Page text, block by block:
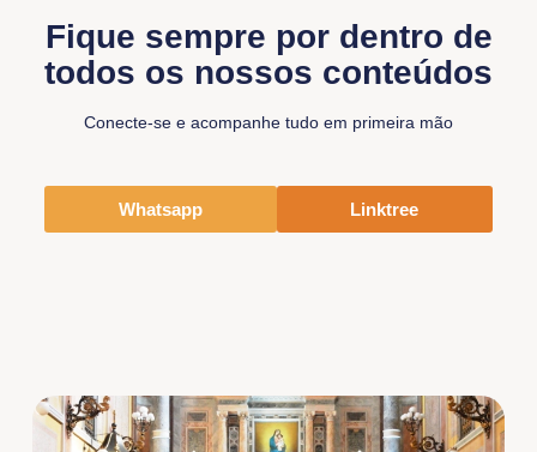
Fique sempre por dentro de
todos os nossos conteúdos
Conecte-se e acompanhe tudo em primeira mão
Whatsapp Linktree